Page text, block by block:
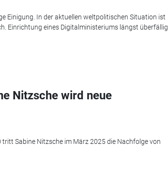
Einigung. In der aktuellen weltpolitischen Situation ist
Einrichtung eines Digitalministeriums längst überfällig.
Nitzsche wird neue
tritt Sabine Nitzsche im März 2025 die Nachfolge von